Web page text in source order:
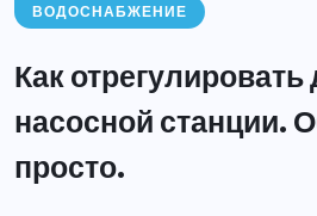
ВОДОСНАБЖЕНИЕ
Как
насосной станции.
просто.